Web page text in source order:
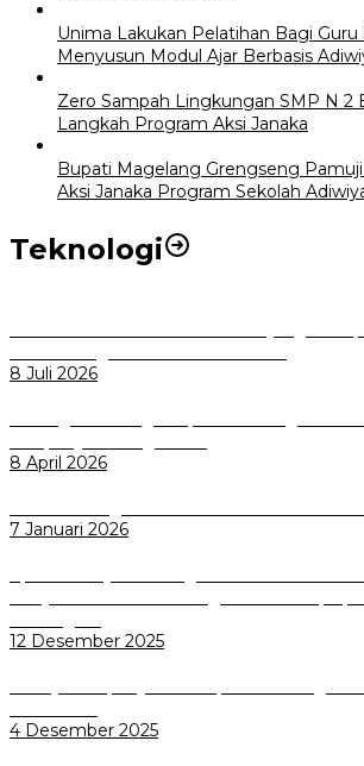
Unima Lakukan Pelatihan Bagi Guru
Menyusun Modul Ajar Berbasis
Zero Sampah Lingkungan SMP N 2
Langkah Program Aksi Janaka
Bupati Magelang Grengseng
Aksi Janaka Program Sekolah
Teknologi
8 Juli 2026
8 April 2026
7 Januari 2026
12 Desember 2025
4 Desember 2025